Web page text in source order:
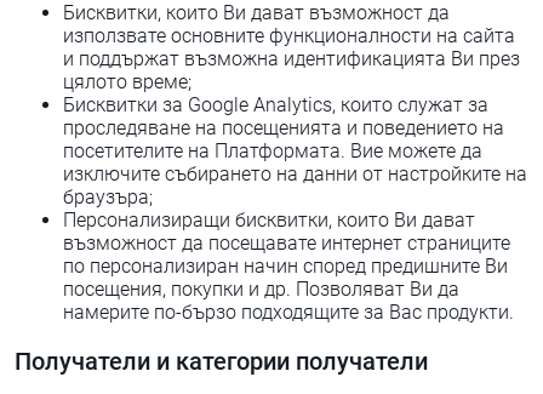
Бисквитки, които Ви дават възможност да
използвате основните функционалности на сайта
и поддържат възможна идентификацията Ви през
цялото време;
Бисквитки за Google Analytics, които служат за
проследяване на посещенията и поведението на
посетителите на Платформата. Вие можете да
изключите събирането на данни от настройките на
браузъра;
Персонализиращи бисквитки, които Ви дават
възможност да посещавате интернет страниците
по персонализиран начин според предишните Ви
посещения, покупки и др. Позволяват Ви да
намерите по-бързо подходящите за Вас продукти.
Получатели и категории получатели